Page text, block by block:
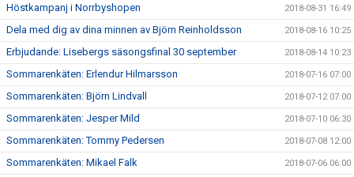
Höstkampanj i Norrbyshopen 2018-08-31 16:49
Dela med dig av dina minnen av Björn Reinholdsson 2018-08-16 10:25
Erbjudande: Lisebergs säsongsfinal 30 september 2018-08-14 10:23
Sommarenkäten: Erlendur Hilmarsson 2018-07-16 07:00
Sommarenkäten: Björn Lindvall 2018-07-12 07:00
Sommarenkäten: Jesper Mild 2018-07-10 06:30
Sommarenkäten: Tommy Pedersen 2018-07-08 12:00
Sommarenkäten: Mikael Falk 2018-07-06 06:00